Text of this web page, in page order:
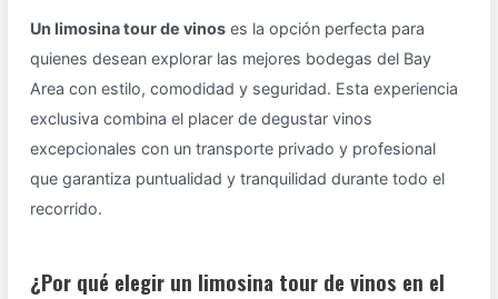
Un limosina tour de vinos es la opción perfecta para
quienes desean explorar las mejores bodegas del Bay
Area con estilo, comodidad y seguridad. Esta experiencia
exclusiva combina el placer de degustar vinos
excepcionales con un transporte privado y profesional
que garantiza puntualidad y tranquilidad durante todo el
recorrido.
¿Por qué elegir un limosina tour de vinos en el